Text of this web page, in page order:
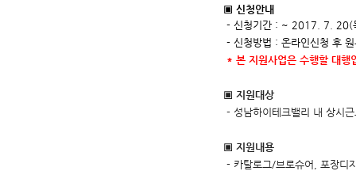
▣ 신청안내
- 신청기간 : ~ 2017. 7. 20(
- 신청방법 : 온라인신청 후
* 본 지원사업은 수행할 대행
▣ 지원대상
- 성남하이테크밸리 내 상시
▣ 지원내용
- 카탈로그/브로슈어, 포장디